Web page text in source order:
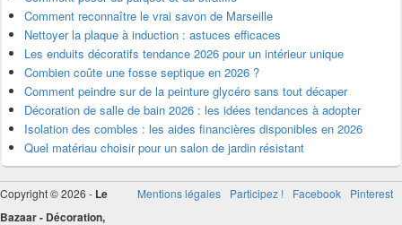
Comment reconnaître le vrai savon de Marseille
Nettoyer la plaque à induction : astuces efficaces
Les enduits décoratifs tendance 2026 pour un intérieur unique
Combien coûte une fosse septique en 2026 ?
Comment peindre sur de la peinture glycéro sans tout décaper
Décoration de salle de bain 2026 : les idées tendances à adopter
Isolation des combles : les aides financières disponibles en 2026
Quel matériau choisir pour un salon de jardin résistant
Mentions légales Participez ! Facebook Pinterest
Copyright © 2026 - Le
Bazaar - Décoration,